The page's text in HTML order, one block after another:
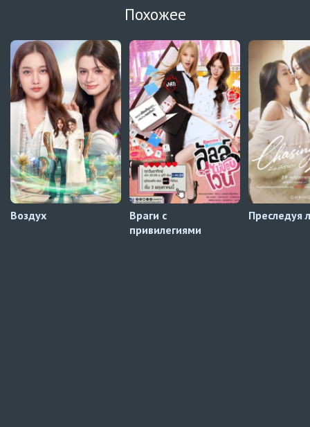
Автосабы русские / украинские
Кризис влюблённости в классе4 серия
Превью
Кризис влюблённости в классе3 серия
Автосабы русские / украинские
Давай немного подождём, Харутора-кун1 серия
Превью
Похожее
Воздух
Враги с
привилегиями
Преследуя